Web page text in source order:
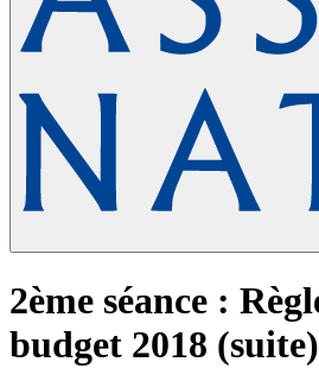
2ème séance :
budget 2018 (suite)